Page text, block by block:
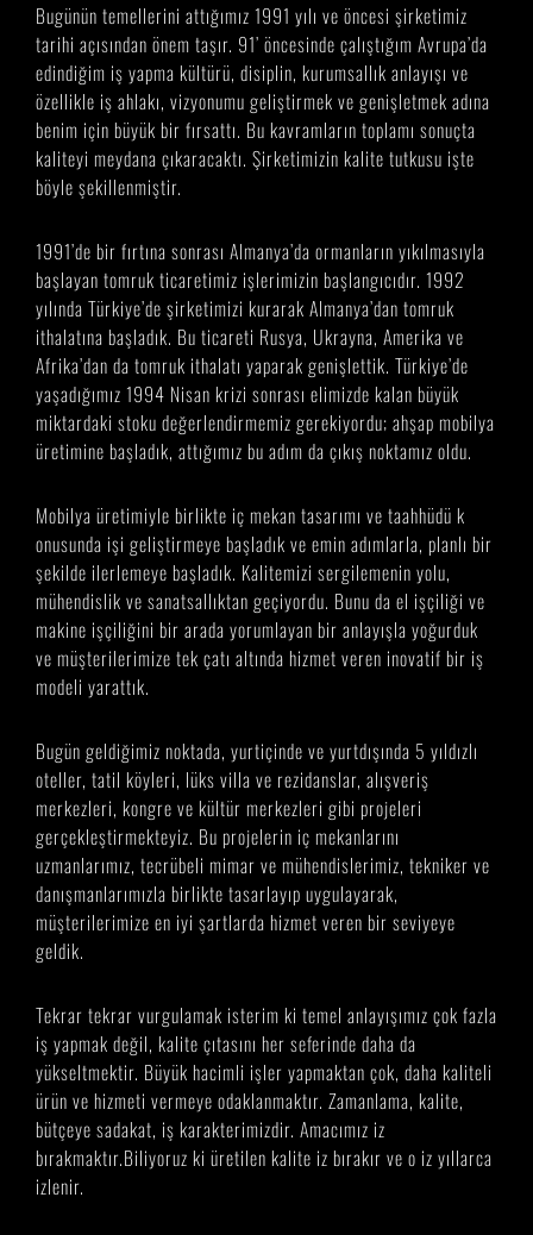
Bugünün temellerini attığımız 1991 yılı ve öncesi şirketimiz
tarihi açısından önem taşır. 91’ öncesinde çalıştığım Avrupa’da
edindiğim iş yapma kültürü, disiplin, kurumsallık anlayışı ve
özellikle iş ahlakı, vizyonumu geliştirmek ve genişletmek adına
benim için büyük bir fırsattı. Bu kavramların toplamı sonuçta
kaliteyi meydana çıkaracaktı. Şirketimizin kalite tutkusu işte
böyle şekillenmiştir.
1991’de bir fırtına sonrası Almanya’da ormanların yıkılmasıyla
başlayan tomruk ticaretimiz işlerimizin başlangıcıdır. 1992
yılında Türkiye’de şirketimizi kurarak Almanya’dan tomruk
ithalatına başladık. Bu ticareti Rusya, Ukrayna, Amerika ve
Afrika’dan da tomruk ithalatı yaparak genişlettik. Türkiye’de
yaşadığımız 1994 Nisan krizi sonrası elimizde kalan büyük
miktardaki stoku değerlendirmemiz gerekiyordu; ahşap mobilya
üretimine başladık, attığımız bu adım da çıkış noktamız oldu.
Mobilya üretimiyle birlikte iç mekan tasarımı ve taahhüdü k
onusunda işi geliştirmeye başladık ve emin adımlarla, planlı bir
şekilde ilerlemeye başladık. Kalitemizi sergilemenin yolu,
mühendislik ve sanatsallıktan geçiyordu. Bunu da el işçiliği ve
makine işçiliğini bir arada yorumlayan bir anlayışla yoğurduk
ve müşterilerimize tek çatı altında hizmet veren inovatif bir iş
modeli yarattık.
Bugün geldiğimiz noktada, yurtiçinde ve yurtdışında 5 yıldızlı
oteller, tatil köyleri, lüks villa ve rezidanslar, alışveriş
merkezleri, kongre ve kültür merkezleri gibi projeleri
gerçekleştirmekteyiz. Bu projelerin iç mekanlarını
uzmanlarımız, tecrübeli mimar ve mühendislerimiz, tekniker ve
danışmanlarımızla birlikte tasarlayıp uygulayarak,
müşterilerimize en iyi şartlarda hizmet veren bir seviyeye
geldik.
Tekrar tekrar vurgulamak isterim ki temel anlayışımız çok fazla
iş yapmak değil, kalite çıtasını her seferinde daha da
yükseltmektir. Büyük hacimli işler yapmaktan çok, daha kaliteli
ürün ve hizmeti vermeye odaklanmaktır. Zamanlama, kalite,
bütçeye sadakat, iş karakterimizdir. Amacımız iz
bırakmaktır.Biliyoruz ki üretilen kalite iz bırakır ve o iz yıllarca
izlenir.